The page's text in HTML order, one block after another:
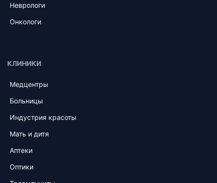
Неврологи
Онкологи
КЛИНИКИ
Медцентры
Больницы
Индустрия красоты
Мать и дитя
Аптеки
Оптики